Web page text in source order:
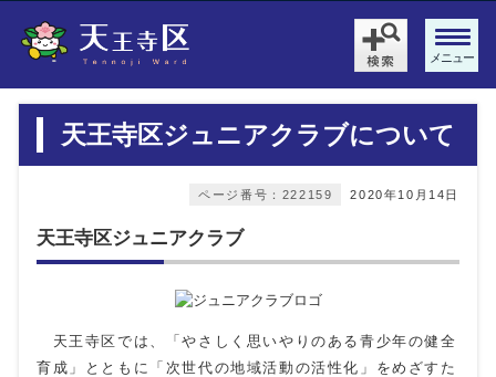
メニュー
天王寺区ジュニアクラブについて
2020年10月14日
ページ番号：222159
天王寺区ジュニアクラブ
天王寺区では、「やさしく思いやりのある青少年の健全
育成」とともに「次世代の地域活動の活性化」をめざすた